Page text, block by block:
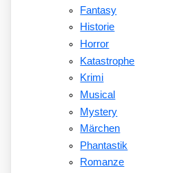
Fantasy
Historie
Horror
Katastrophe
Krimi
Musical
Mystery
Märchen
Phantastik
Romanze